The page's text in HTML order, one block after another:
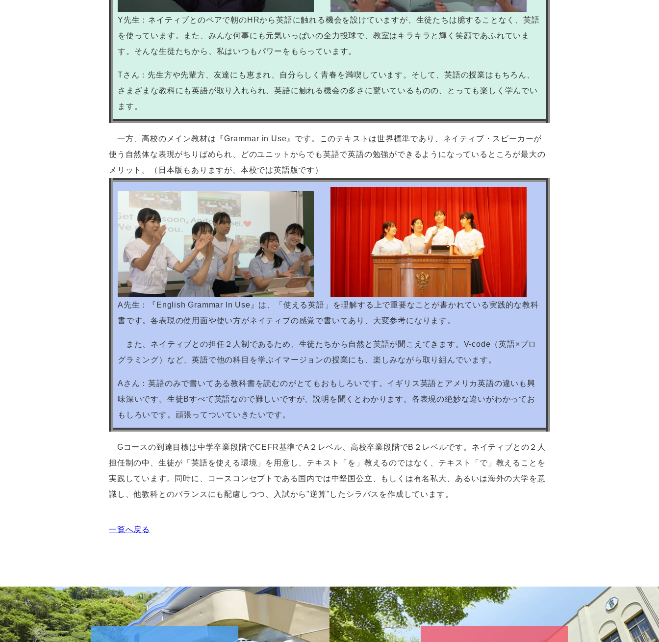
Y先生：ネイティブとのペアで朝のHRから英語に触れる機会を設けていますが、生徒たちは臆することなく、英語
を使っています。また、みんな何事にも元気いっぱいの全力投球で、教室はキラキラと輝く笑顔であふれていま
す。そんな生徒たちから、私はいつもパワーをもらっています。
Tさん：先生方や先輩方、友達にも恵まれ、自分らしく青春を満喫しています。そして、英語の授業はもちろん、
さまざまな教科にも英語が取り入れられ、英語に触れる機会の多さに驚いているものの、とっても楽しく学んでい
ます。
一方、高校のメイン教材は『Grammar in Use 』です。このテキストは世界標準であり、ネイティブ・スピーカーが
使う自然体な表現がちりばめられ、どのユニットからでも英語で英語の勉強ができるようになっているところが最大の
メリット。（日本版もありますが、本校では英語版です）
A先生：『English Grammar In Use』は、「使える英語」を理解する上で重要なことが書かれている実践的な教科
書です。各表現の使用面や使い方がネイティブの感覚で書いてあり、大変参考になります。
また、 ネイティブとの担任２人制であるため、生徒たちから自然と英語が聞こえてきます。 V-code （英語×プロ
グラミング）など、英語で他の科目を学ぶイマージョンの授業にも、楽しみながら取り組んでいます。
Aさん：英語のみで書いてある教科書を読むのがとてもおもしろいです。イギリス英語とアメリカ英語の違いも興
味深いです。生徒Bすべて英語なので難しいですが、説明を聞くとわかります。各表現の絶妙な違いがわかってお
もしろいです。頑張ってついていきたいです。
Gコースの到達目標は中学卒業段階でCEFR基準でA ２レベル、高校卒業段階でB ２レベルです。ネイティブとの２人
担任制の中、生徒が「英語を使える環境」を用意し、テキスト「を」教えるのではなく、テキスト「で」教えることを
実践しています。同時に、コースコンセプトである国内では中堅国公立、もしくは有名私大、あるいは海外の大学を意
識し、他教科とのバランスにも配慮しつつ、入試から"逆算"したシラバスを作成しています。
一覧へ戻る